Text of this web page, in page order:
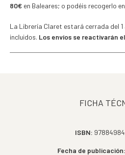
80€ en Baleares; o podéis recogerlo
La Librería Claret estará cerrada del
incluidos. Los envíos se reactivarán
FICHA
ISBN:
Fecha de publicación: